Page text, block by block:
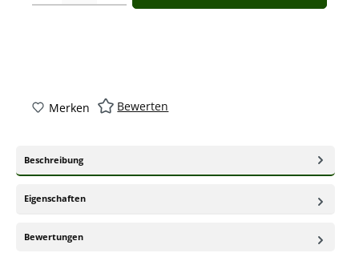
Merken Bewerten
Beschreibung
Eigenschaften
Bewertungen